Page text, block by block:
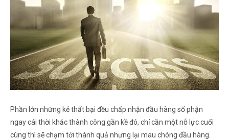
Phần lớn những kẻ thất bại đều chấp nhận đầu hàng số phận
ngay cái thời khắc thành công gần kề đó, chỉ cần một nỗ lực cuối
cùng thì sẽ chạm tới thành quả nhưng lại mau chóng đầu hàng.